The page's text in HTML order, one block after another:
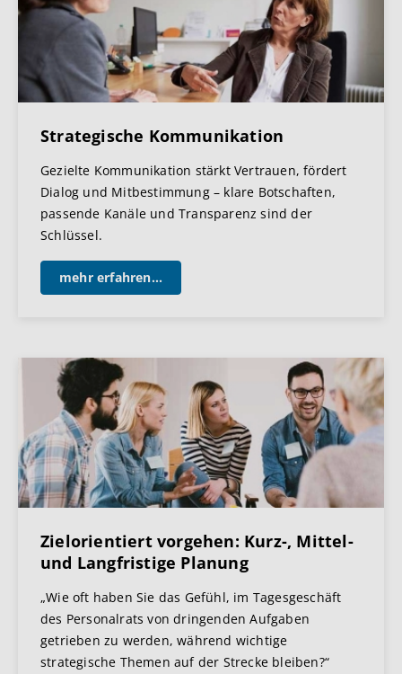
Strategische Kommunikation
Gezielte Kommunikation stärkt Vertrauen, fördert
Dialog und Mitbestimmung – klare Botschaften,
passende Kanäle und Transparenz sind der
Schlüssel.
mehr erfahren...
Zielorientiert vorgehen: Kurz-, Mittel-
und Langfristige Planung
„Wie oft haben Sie das Gefühl, im Tagesgeschäft
des Personalrats von dringenden Aufgaben
getrieben zu werden, während wichtige
strategische Themen auf der Strecke bleiben?“